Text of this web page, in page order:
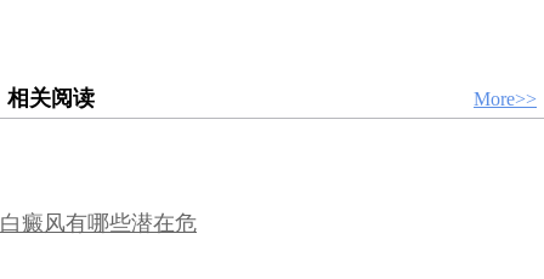
相关阅读 More>>
白癜风有哪些潜在危